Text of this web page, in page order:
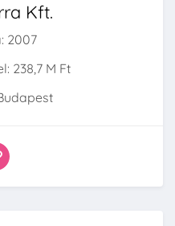
Kft.
2007
238,7 M Ft